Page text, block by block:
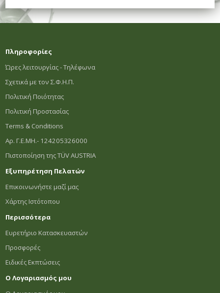
Πληροφορίες
Ώρες λειτουργίας - Τηλέφωνα
Σχετικά με τον Σ.Φ.Η.Π.
Πολιτική Ποιότητας
Πολιτική Προστασίας
Terms & Conditions
Αρ. Γ.Ε.ΜΗ.- 124205326000
Πιστοποίηση της TÜV AUSTRIA
Εξυπηρέτηση Πελατών
Επικοινωνήστε μαζί μας
Χάρτης Ιστότοπου
Περισσότερα
Ευρετήριο Κατασκευαστών
Προσφορές
Ειδικές Εκπτώσεις
Ο Λογαριασμός μου